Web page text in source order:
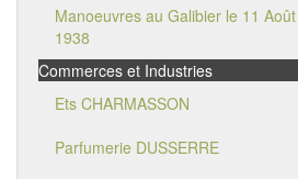
Manoeuvres au Galibier le 11 Août
1938
Commerces et Industries
Ets CHARMASSON
Parfumerie DUSSERRE